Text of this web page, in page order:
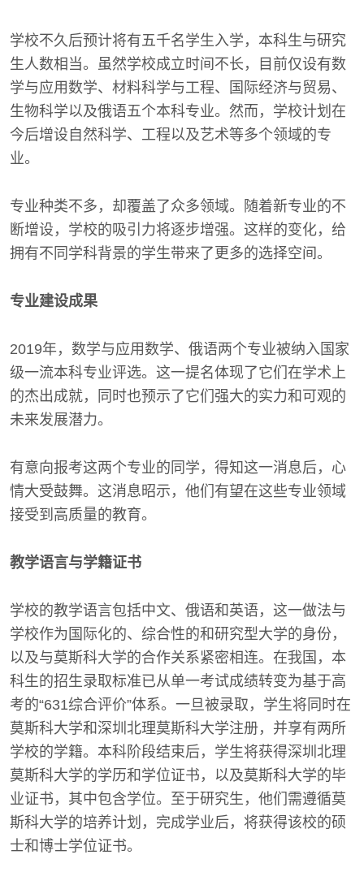
学校不久后预计将有五千名学生入学，本科生与研究
生人数相当。虽然学校成立时间不长，目前仅设有数
学与应用数学、材料科学与工程、国际经济与贸易、
生物科学以及俄语五个本科专业。然而，学校计划在
今后增设自然科学、工程以及艺术等多个领域的专
业。
专业种类不多，却覆盖了众多领域。随着新专业的不
断增设，学校的吸引力将逐步增强。这样的变化，给
拥有不同学科背景的学生带来了更多的选择空间。
专业建设成果
2019年，数学与应用数学、俄语两个专业被纳入国家
级一流本科专业评选。这一提名体现了它们在学术上
的杰出成就，同时也预示了它们强大的实力和可观的
未来发展潜力。
有意向报考这两个专业的同学，得知这一消息后，心
情大受鼓舞。这消息昭示，他们有望在这些专业领域
接受到高质量的教育。
教学语言与学籍证书
学校的教学语言包括中文、俄语和英语，这一做法与
学校作为国际化的、综合性的和研究型大学的身份，
以及与莫斯科大学的合作关系紧密相连。在我国，本
科生的招生录取标准已从单一考试成绩转变为基于高
考的“631综合评价”体系。一旦被录取，学生将同时在
莫斯科大学和深圳北理莫斯科大学注册，并享有两所
学校的学籍。本科阶段结束后，学生将获得深圳北理
莫斯科大学的学历和学位证书，以及莫斯科大学的毕
业证书，其中包含学位。至于研究生，他们需遵循莫
斯科大学的培养计划，完成学业后，将获得该校的硕
士和博士学位证书。